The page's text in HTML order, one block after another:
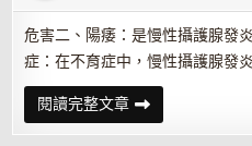
病
常
識
有
些?
危害二、陽痿：是慢性攝護腺發
症：在不育症中，慢性攝護腺發
閱讀完整文章攝
護
腺